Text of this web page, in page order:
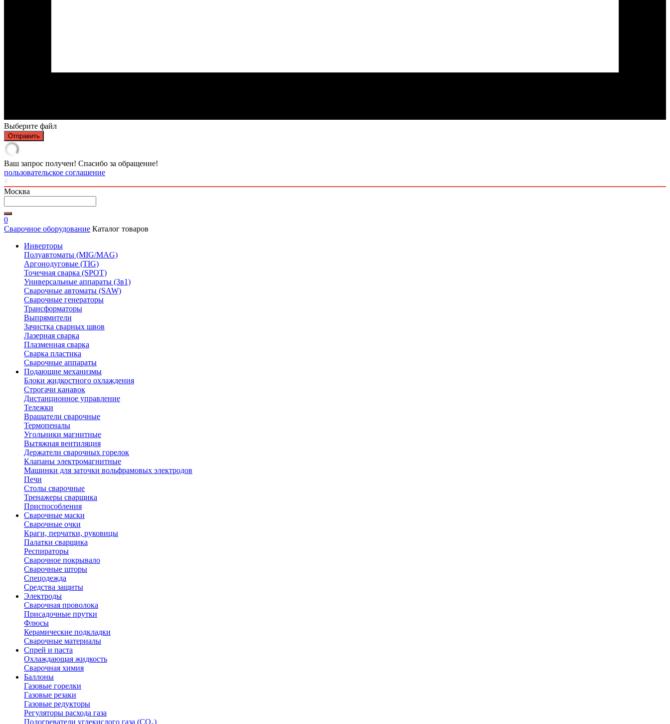
Выберите файл
Отправить
Ваш запрос получен! Спасибо за обращение!
пользовательское соглашение
Москва
0
Сварочное оборудование Каталог товаров
Инверторы
Полуавтоматы (MIG/MAG)
Аргонодуговые (TIG)
Точечная сварка (SPOT)
Универсальные аппараты (3в1)
Сварочные автоматы (SAW)
Сварочные генераторы
Трансформаторы
Выпрямители
Зачистка сварных швов
Лазерная сварка
Плазменная сварка
Сварка пластика
Сварочные аппараты
Подающие механизмы
Блоки жидкостного охлаждения
Строгачи канавок
Дистанционное управление
Тележки
Вращатели сварочные
Термопеналы
Угольники магнитные
Вытяжная вентиляция
Держатели сварочных горелок
Клапаны электромагнитные
Машинки для заточки вольфрамовых электродов
Печи
Столы сварочные
Тренажеры сварщика
Приспособления
Сварочные маски
Сварочные очки
Краги, перчатки, руковицы
Палатки сварщика
Респираторы
Сварочное покрывало
Сварочные шторы
Спецодежда
Средства защиты
Электроды
Сварочная проволока
Присадочные прутки
Флюсы
Керамические подкладки
Сварочные материалы
Спрей и паста
Охлаждающая жидкость
Сварочная химия
Баллоны
Газовые горелки
Газовые резаки
Газовые редукторы
Регуляторы расхода газа
Подогреватели углекислого газа (CO₂)